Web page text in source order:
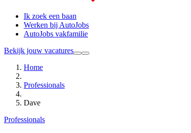
Ik zoek een baan
Werken bij AutoJobs
AutoJobs vakfamilie
Bekijk jouw vacatures
Home
Professionals
Dave
Professionals